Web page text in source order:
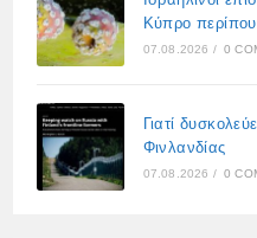
Κύπρο
07.08.2026 / 0
Γιατί
Φινλανδίας
07.08.2026 / 0